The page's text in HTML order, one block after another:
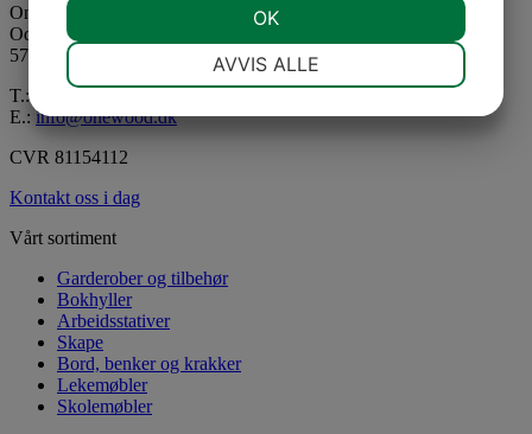
One Wood Furniture A/S
Odensevej 28
5772 Kværndrup
T.:
E.: info@onewood.dk
CVR 81154112
Kontakt oss i dag
Vårt sortiment
Garderober og tilbehør
Bokhyller
Arbeidsstativer
Skape
Bord, benker og krakker
Lekemøbler
Skolemøbler
AVVIS ALLE
OK